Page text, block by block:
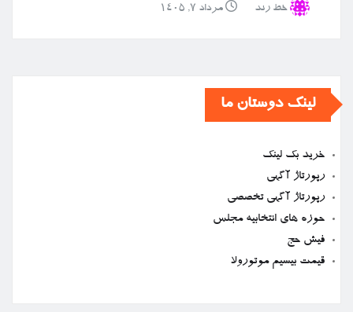
خط رند مرداد ۷, ۱۴۰۵
لینک دوستان ما
خرید بک لینک
رپورتاژ آگهی
رپورتاژ آگهی تخصصی
حوزه های انتخابیه مجلس
فیش حج
قیمت بیسیم موتورولا